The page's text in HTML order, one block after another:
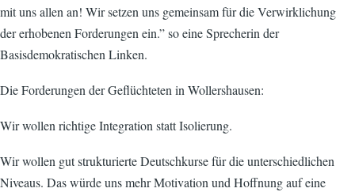
mit uns allen an! Wir setzen uns gemeinsam für die Verwirklichung
der erhobenen Forderungen ein.” so eine Sprecherin der
Basisdemokratischen Linken.
Die Forderungen der Geflüchteten in Wollershausen:
Wir wollen richtige Integration statt Isolierung.
Wir wollen gut strukturierte Deutschkurse für die unterschiedlichen
Niveaus. Das würde uns mehr Motivation und Hoffnung auf eine